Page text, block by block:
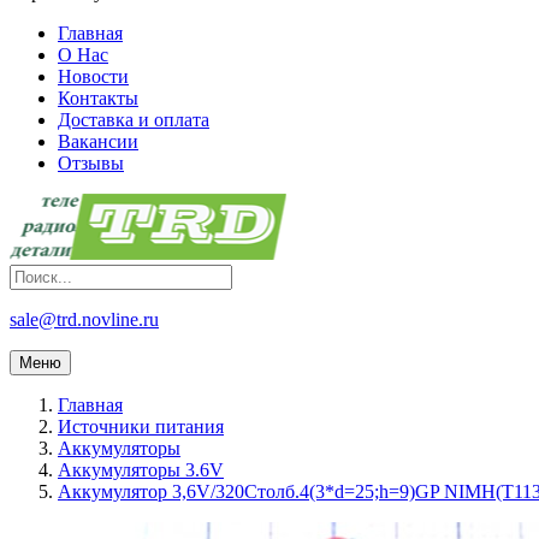
Главная
О Нас
Новости
Контакты
Доставка и оплата
Вакансии
Отзывы
sale@trd.novline.ru
Меню
Главная
Источники питания
Аккумуляторы
Аккумуляторы 3.6V
Аккумулятор 3,6V/320Столб.4(3*d=25;h=9)GP